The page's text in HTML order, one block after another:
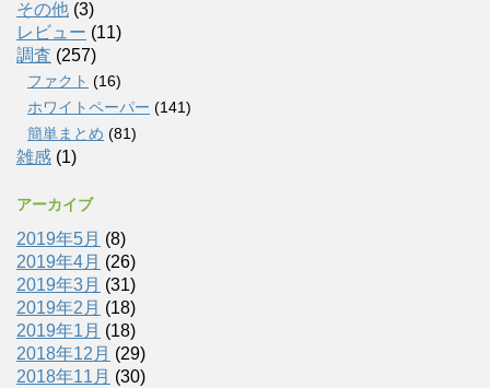
その他 (3)
レビュー (11)
調査 (257)
ファクト (16)
ホワイトペーパー (141)
簡単まとめ (81)
雑感 (1)
アーカイブ
2019年5月 (8)
2019年4月 (26)
2019年3月 (31)
2019年2月 (18)
2019年1月 (18)
2018年12月 (29)
2018年11月 (30)